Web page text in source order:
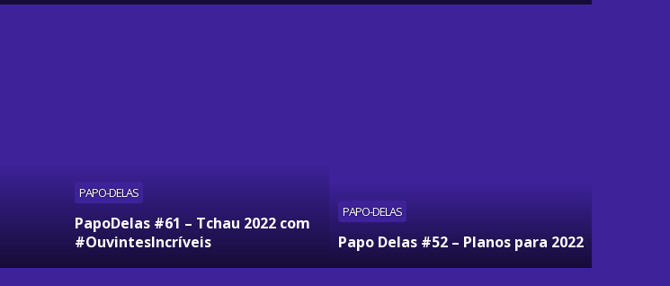
PAPO-DELAS
PapoDelas #61 – Tchau 2022 com
#OuvintesIncríveis
PAPO-DELAS
Papo Delas #52 – Planos para 2022